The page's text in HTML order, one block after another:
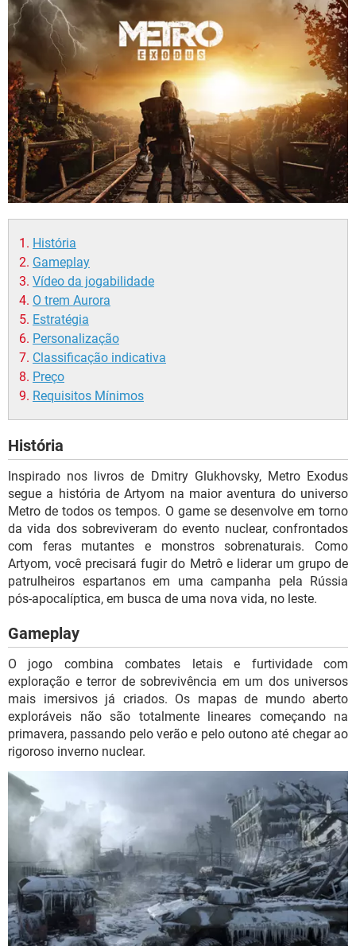
História
Gameplay
Vídeo da jogabilidade
O trem Aurora
Estratégia
Personalização
Classificação indicativa
Preço
Requisitos Mínimos
História
Inspirado nos livros de Dmitry Glukhovsky, Metro Exodus
segue a história de Artyom na maior aventura do universo
Metro de todos os tempos. O game se desenvolve em torno
da vida dos sobreviveram do evento nuclear, confrontados
com feras mutantes e monstros sobrenaturais. Como
Artyom, você precisará fugir do Metrô e liderar um grupo de
patrulheiros espartanos em uma campanha pela Rússia
pós-apocalíptica, em busca de uma nova vida, no leste.
Gameplay
O jogo combina combates letais e furtividade com
exploração e terror de sobrevivência em um dos universos
mais imersivos já criados. Os mapas de mundo aberto
exploráveis não são totalmente lineares começando na
primavera, passando pelo verão e pelo outono até chegar ao
rigoroso inverno nuclear.